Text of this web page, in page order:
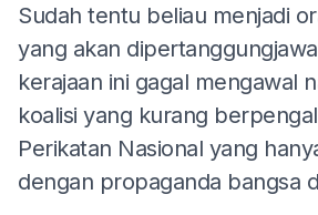
Sudah tentu beliau menjadi
yang akan
kerajaan ini gagal mengawal
koalisi yang kurang
Perikatan Nasional yang
dengan propaganda bangsa